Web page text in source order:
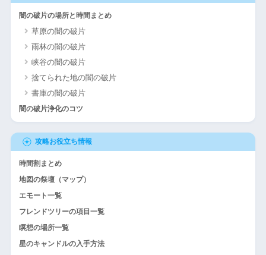
闇の破片の場所と時間まとめ
草原の闇の破片
雨林の闇の破片
峡谷の闇の破片
捨てられた地の闇の破片
書庫の闇の破片
闇の破片浄化のコツ
攻略お役立ち情報
時間割まとめ
地図の祭壇（マップ）
エモート一覧
フレンドツリーの項目一覧
瞑想の場所一覧
星のキャンドルの入手方法